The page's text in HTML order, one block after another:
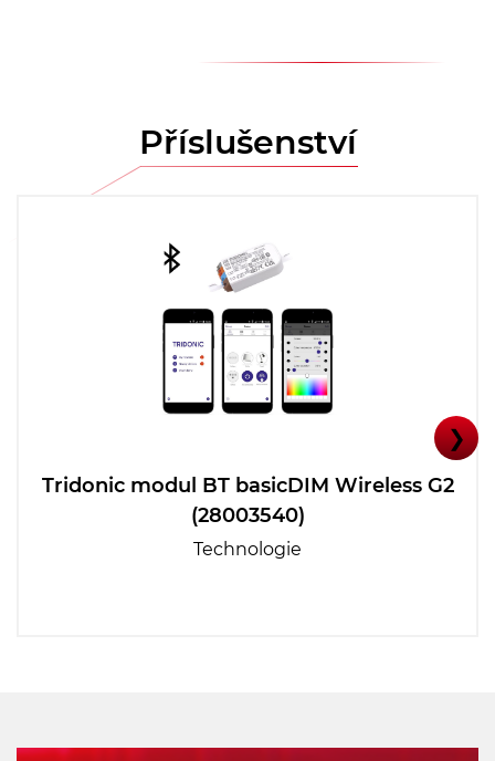
Příslušenství
Tridonic modul BT basicDIM Wireless G2
(28003540)
Technologie
❯